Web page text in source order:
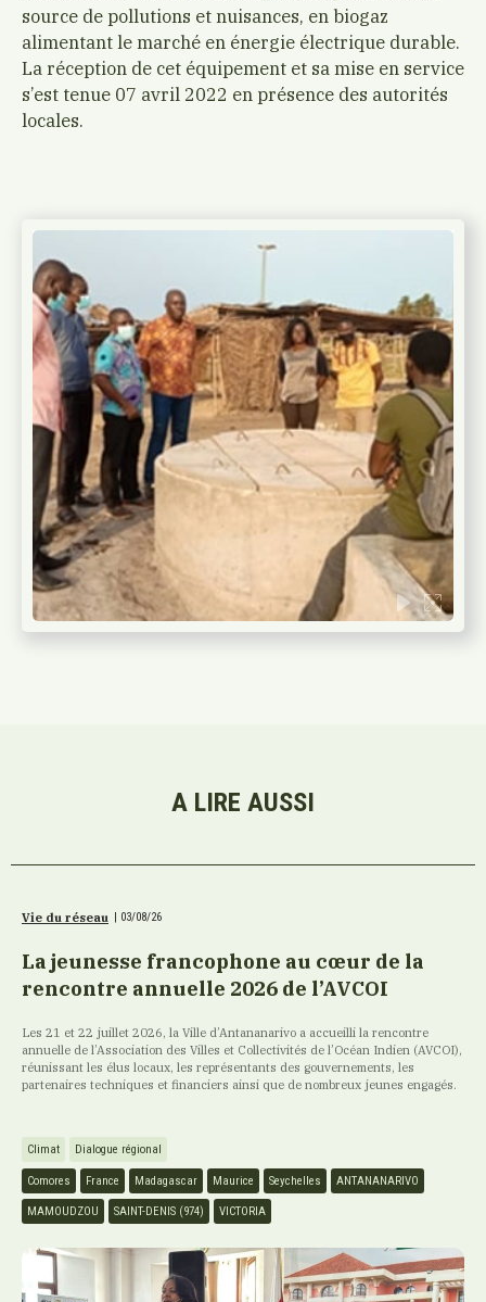
source de pollutions et nuisances, en biogaz
alimentant le marché en énergie électrique durable.
La réception de cet équipement et sa mise en service
s’est tenue 07 avril 2022 en présence des autorités
locales.
A LIRE AUSSI
Vie du réseau | 03/08/26
La jeunesse francophone au cœur de la
rencontre annuelle 2026 de l’AVCOI
Les 21 et 22 juillet 2026, la Ville d’Antananarivo a accueilli la rencontre
annuelle de l’Association des Villes et Collectivités de l’Océan Indien (AVCOI),
réunissant les élus locaux, les représentants des gouvernements, les
partenaires techniques et financiers ainsi que de nombreux jeunes engagés.
Climat Dialogue régional
Comores France Madagascar Maurice Seychelles ANTANANARIVO
MAMOUDZOU SAINT-DENIS (974) VICTORIA